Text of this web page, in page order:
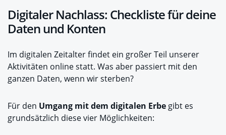
Digitaler Nachlass: Checkliste für deine
Daten und Konten
Im digitalen Zeitalter findet ein großer Teil unserer
Aktivitäten online statt. Was aber passiert mit den
ganzen Daten, wenn wir sterben?
Für den Umgang mit dem digitalen Erbe gibt es
grundsätzlich diese vier Möglichkeiten: